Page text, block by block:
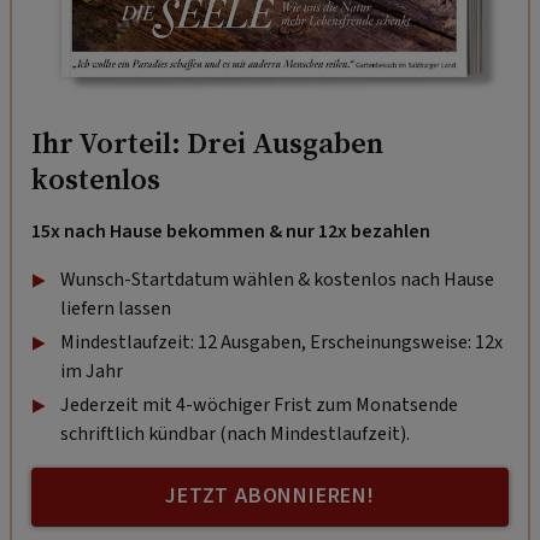
Ihr Vorteil: Drei Ausgaben
kostenlos
15x nach Hause bekommen & nur 12x bezahlen
Wunsch-Startdatum wählen & kostenlos nach Hause
liefern lassen
Mindestlaufzeit: 12 Ausgaben, Erscheinungsweise: 12x
im Jahr
Jederzeit mit 4-wöchiger Frist zum Monatsende
schriftlich kündbar (nach Mindestlaufzeit).
JETZT ABONNIEREN!